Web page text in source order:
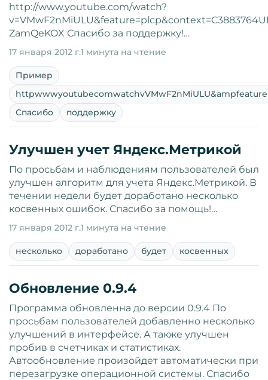
http://www.youtube.com/watch?
ZamQeKOX Спасибо за поддержку!…
17 января 2012 г.1 минута на чтение
Пример
Спасибо
поддержку
Улучшен учет Яндекс.Метрикой
По просьбам и наблюдениям пользователей был
улучшен алгоритм для учета Яндекс.Метрикой. В
течении недели будет доработано несколько
косвенных ошибок. Спасибо за помощь!…
17 января 2012 г.1 минута на чтение
несколько доработано будет косвенных
Обновление 0.9.4
Программа обновленна до версии 0.9.4 По
просьбам пользователей добавленно несколько
улучшений в интерфейсе. А также улучшен
пробив в счетчиках и статистиках.
Автообновление произойдет автоматически при
перезагрузке операционной системы. Спасибо